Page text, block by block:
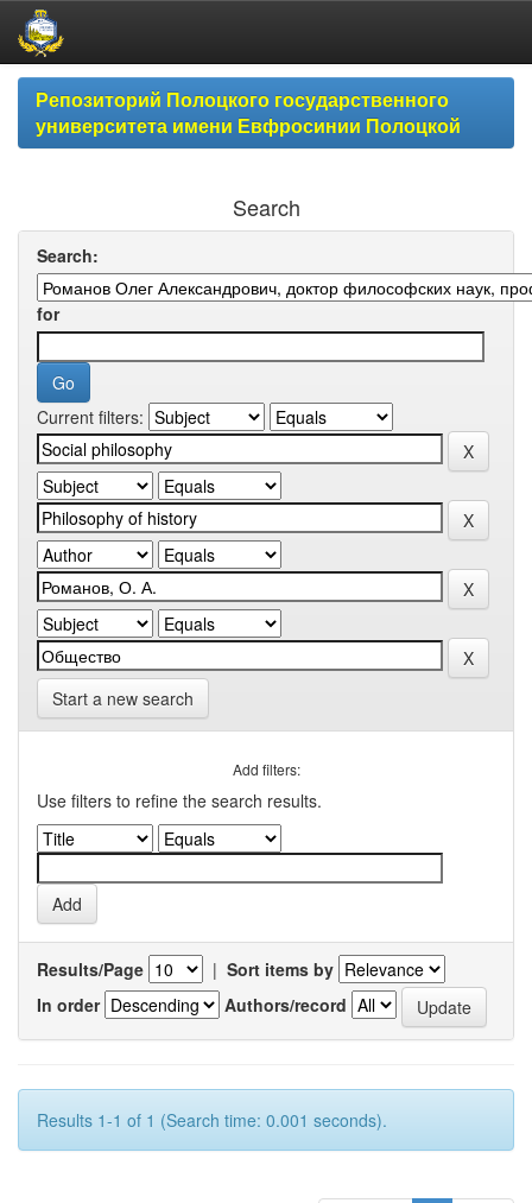
Skip
navigationРепозиторий Полоцкого государственного
университета имени Евфросинии Полоцкой
Search
Search:
for
Current filters:
Start a new search
Add filters:
Use filters to refine the search results.
Results/Page | Sort items by
In order
Authors/record
Results 1-1 of 1 (Search time: 0.001 seconds).